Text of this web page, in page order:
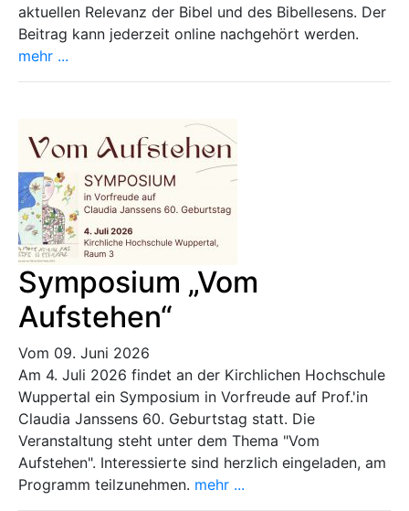
aktuellen Relevanz der Bibel und des Bibellesens. Der
Beitrag kann jederzeit online nachgehört werden.
mehr ...
Symposium „Vom
Aufstehen“
Vom 09. Juni 2026
Am 4. Juli 2026 findet an der Kirchlichen Hochschule
Wuppertal ein Symposium in Vorfreude auf Prof.'in
Claudia Janssens 60. Geburtstag statt. Die
Veranstaltung steht unter dem Thema "Vom
Aufstehen". Interessierte sind herzlich eingeladen, am
Programm teilzunehmen. mehr ...